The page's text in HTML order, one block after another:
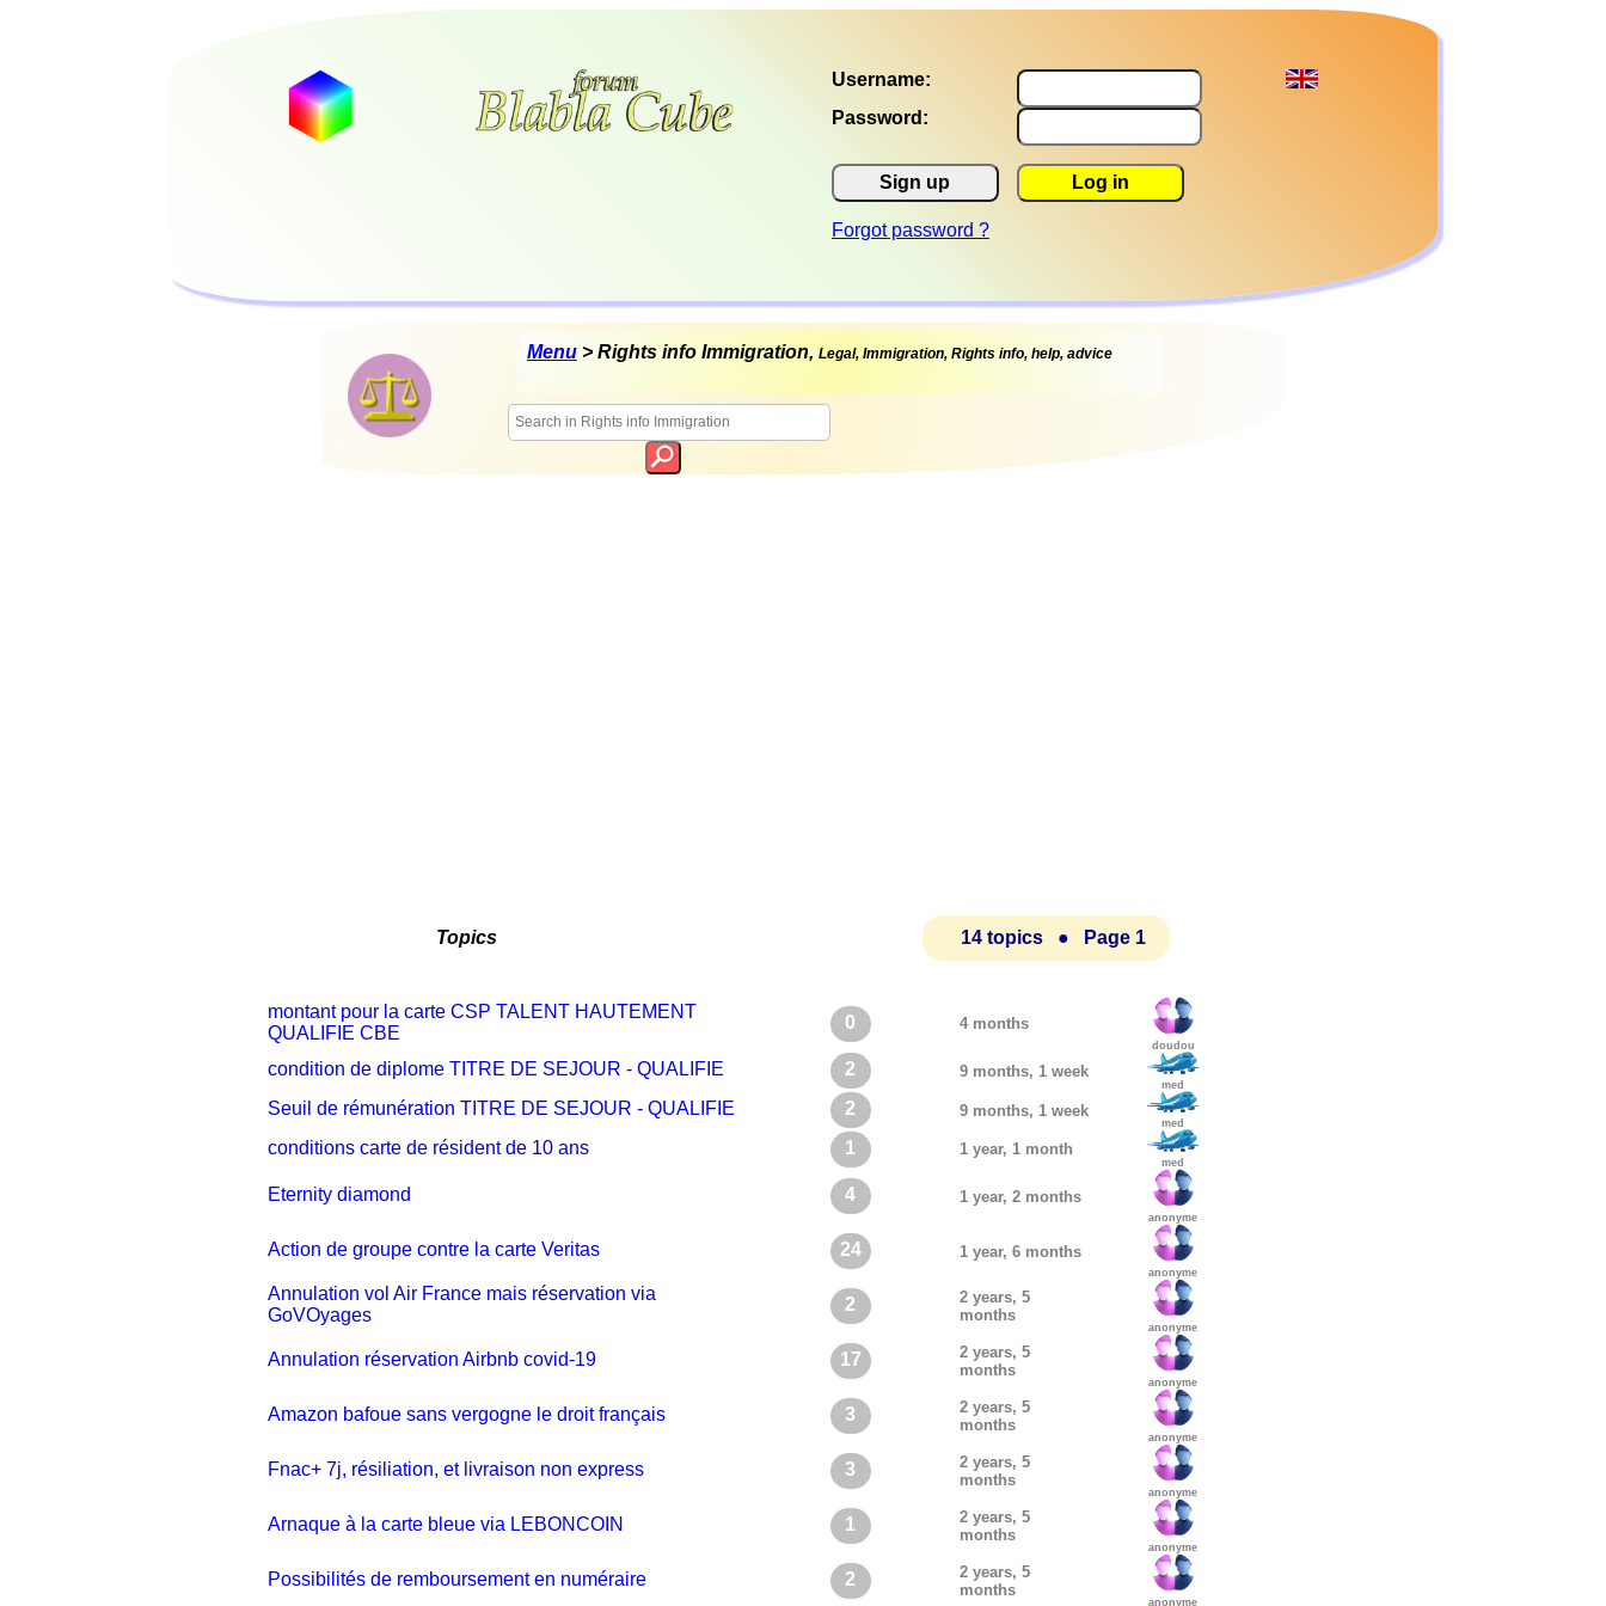
Username:
Password:
Sign up Log in
Forgot password ?
Menu> Rights info Immigration, Legal, Immigration, Rights info, help, advice
Topics 14 topics ● Page 1
montant pour la carte CSP TALENT HAUTEMENT
QUALIFIE CBE
0 4 months
doudou
condition de diplome TITRE DE SEJOUR - QUALIFIE 2 9 months, 1 week
med
Seuil de rémunération TITRE DE SEJOUR - QUALIFIE 2 9 months, 1 week
med
conditions carte de résident de 10 ans 1 1 year, 1 month
med
Eternity diamond 4 1 year, 2 months
anonyme
Action de groupe contre la carte Veritas 24 1 year, 6 months
anonyme
Annulation vol Air France mais réservation via
GoVOyages
2
2 years, 5
months
anonyme
Annulation réservation Airbnb covid-19 17
2 years, 5
months
anonyme
Amazon bafoue sans vergogne le droit français 3
2 years, 5
months
anonyme
Fnac+ 7j, résiliation, et livraison non express 3
2 years, 5
months
anonyme
Arnaque à la carte bleue via LEBONCOIN 1
2 years, 5
months
anonyme
Possibilités de remboursement en numéraire 2
2 years, 5
months
anonyme